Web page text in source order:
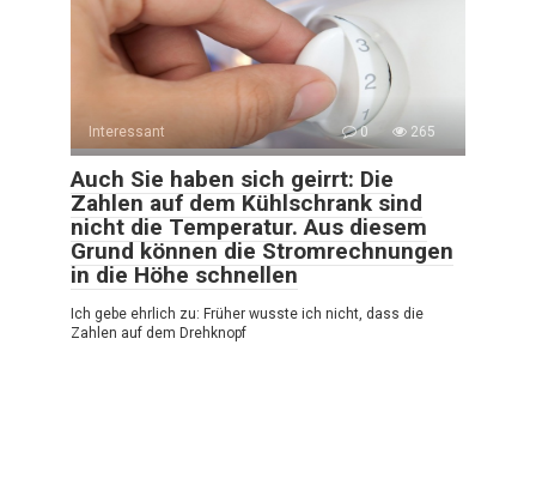
Interessant 0 265
Auch Sie haben sich geirrt: Die
Zahlen auf dem Kühlschrank sind
nicht die Temperatur. Aus diesem
Grund können die Stromrechnungen
in die Höhe schnellen
Ich gebe ehrlich zu: Früher wusste ich nicht, dass die
Zahlen auf dem Drehknopf